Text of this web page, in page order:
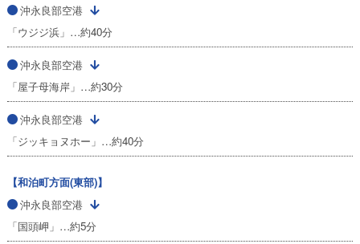
沖永良部空港
「ウジジ浜」…約40分
沖永良部空港
「屋子母海岸」…約30分
沖永良部空港
「ジッキョヌホー」…約40分
【和泊町方面(東部)】
沖永良部空港
「国頭岬」…約5分